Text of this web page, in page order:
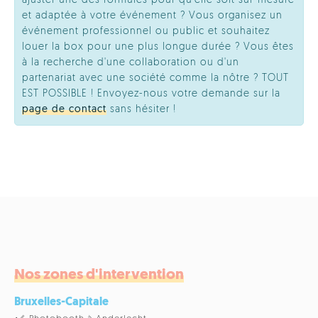
et adaptée à votre événement ? Vous organisez un
événement professionnel ou public et souhaitez
louer la box pour une plus longue durée ? Vous êtes
à la recherche d'une collaboration ou d'un
partenariat avec une société comme la nôtre ? TOUT
EST POSSIBLE ! Envoyez-nous votre demande sur la
page de contact sans hésiter !
Nos zones d'intervention
Bruxelles-Capitale